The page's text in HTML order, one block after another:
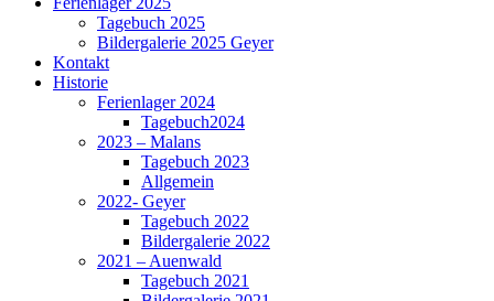
Tagebuch 2025
Bildergalerie 2025 Geyer
Kontakt
Historie
Ferienlager 2024
Tagebuch2024
2023 – Malans
Tagebuch 2023
Allgemein
2022- Geyer
Tagebuch 2022
Bildergalerie 2022
2021 – Auenwald
Tagebuch 2021